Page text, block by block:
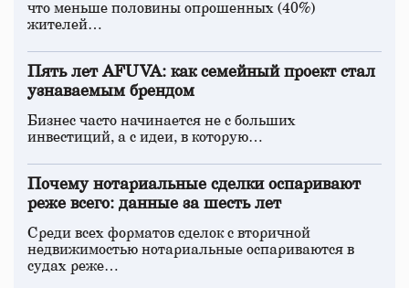
что меньше половины опрошенных (40%)
жителей…
Пять лет AFUVA: как семейный проект стал
узнаваемым брендом
Бизнес часто начинается не с больших
инвестиций, а с идеи, в которую…
Почему нотариальные сделки оспаривают
реже всего: данные за шесть лет
Среди всех форматов сделок с вторичной
недвижимостью нотариальные оспариваются в
судах реже…